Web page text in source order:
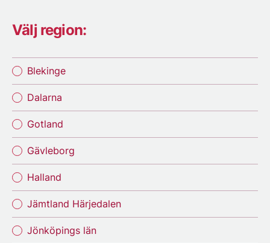
Välj region:
Blekinge
Dalarna
Gotland
Gävleborg
Halland
Jämtland Härjedalen
Jönköpings län